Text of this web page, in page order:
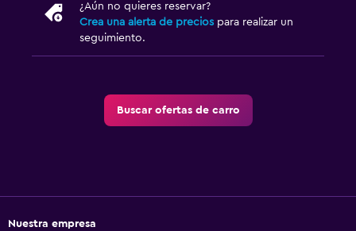
¿Aún no quieres reservar?
Crea una alerta de precios para realizar un
seguimiento.
Buscar ofertas de carro
Nuestra empresa